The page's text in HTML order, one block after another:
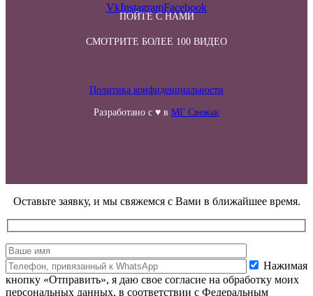
ПОЙТЕ С НАМИ
VkInstagramFacebook
СМОТРИТЕ БОЛЕЕ 100 ВИДЕО
Политика конфиденциальности
Разработано с ♥ в МГ Свежак
Оставьте заявку, и мы свяжемся с Вами в ближайшее время.
Нажимая
кнопку «Отправить», я даю свое согласие на обработку моих
персональных данных, в соответствии с Федеральным